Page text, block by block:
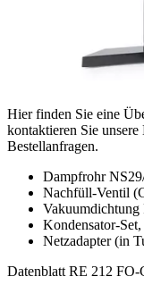
Hier finden Sie eine
kontaktieren Sie
Bestellanfragen.
Dampfrohr
Nachfüll-Ventil
Kondensator-
Netzadapter (in
Datenblatt RE 212 FO-